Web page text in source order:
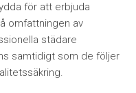
för att erbjuda
omfattningen av
städare
samtidigt som de följer